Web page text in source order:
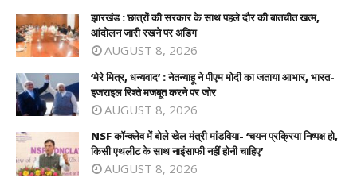
झारखंड : छात्रों की सरकार के साथ पहले दौर की बातचीत खत्म,
आंदोलन जारी रखने पर अडिग
AUGUST 8, 2026
‘मेरे मित्र, धन्यवाद’ : नेतन्याहू ने पीएम मोदी का जताया आभार, भारत-
इजराइल रिश्ते मजबूत करने पर जोर
AUGUST 8, 2026
NSF कॉन्क्लेव में बोले खेल मंत्री मांडविया- ‘चयन प्रक्रिया निष्पक्ष हो,
किसी एथलीट के साथ नाइंसाफी नहीं होनी चाहिए’
AUGUST 8, 2026